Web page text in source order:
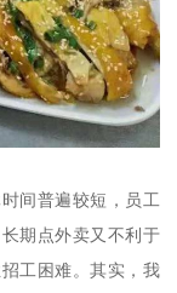
间普遍较短，员工
期点外卖又不利于
工困难。其实，我